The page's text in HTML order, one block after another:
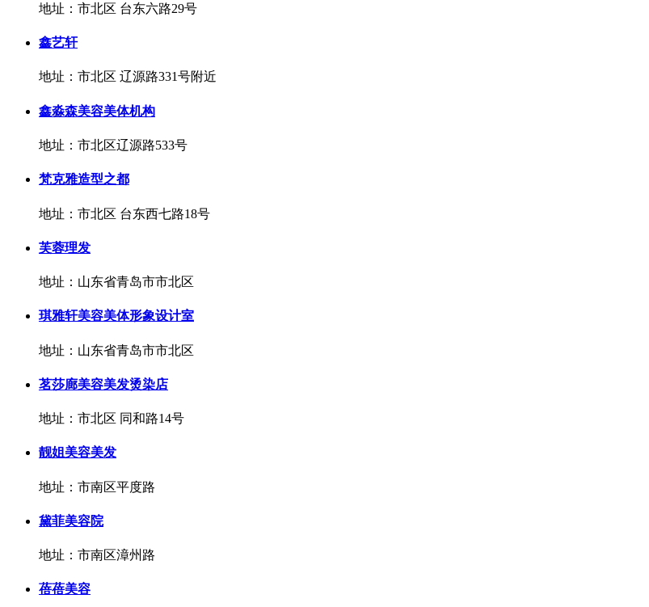
地址：市北区 台东六路29号
鑫艺轩
地址：市北区 辽源路331号附近
鑫淼森美容美体机构
地址：市北区辽源路533号
梵克雅造型之都
地址：市北区 台东西七路18号
芙蓉理发
地址：山东省青岛市市北区
琪雅轩美容美体形象设计室
地址：山东省青岛市市北区
茗莎廊美容美发烫染店
地址：市北区 同和路14号
靓姐美容美发
地址：市南区平度路
黛菲美容院
地址：市南区漳州路
蓓蓓美容